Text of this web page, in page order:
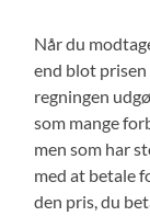
Når du
end blot
regningen
som mange
men som har
med at betale
den pris, du